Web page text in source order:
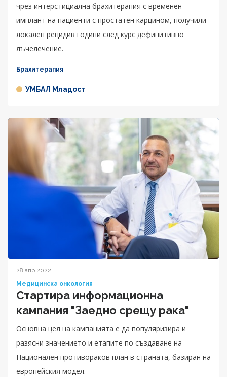
чрез интерстициална брахитерапия с временен
имплант на пациенти с простатен карцином, получили
локален рецидив години след курс дефинитивно
лъчелечение.
Брахитерапия
УМБАЛ Младост
28 апр 2022
Медицинска онкология
Стартира информационна
кампания "Заедно срещу рака"
Основна цел на кампанията е да популяризира и
разясни значението и етапите по създаване на
Национален противораков план в страната, базиран на
европейския модел.